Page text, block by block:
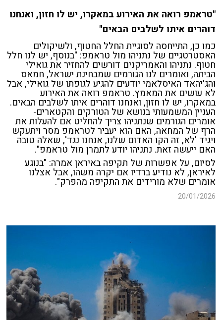
"טראמפ רואה את האירוע במאקרו, יש לו חזון, ואנחנו
דוהרים איתו לשלבים הבאים"
כמו כן, התייחסה לסוגיית החלל החטוף, ולשיקולים
האסטרטגיים של נתניהו מול טראמפ: "בנוסף, יש לנו חלל
חטוף. נתניהו והאמריקנים דורשים להחזיר את גואילי
הביתה, ואומרים לנו הגורמים שמבחינת ישראל, חמאס
והג'יהאד האיסלאמי יודעים להגיע לגופתו של גואילי, אבל
לא עושים את המאמץ. טראמפ רואה את האירוע
במאקרו, יש לו חזון, ואנחנו דוהרים איתו לשלבים הבאים.
העניין המשמעותי בנושא של הטורקים והקטארים-
אומרים הגורמים שנתניהו צריך להחליט אם להעלות את
הרף של המחאה, האם הוא יעביר לטראמפ מסר ויתעקש
ויגיד 'לא, זה הקו האדום שלנו, אנחנו נגד', שאלה טובה
האם ייעשה זאת. נתניהו יודע לתמרן מול טראמפ".
לסיום, על אפשרות של תקיפה באיראן אמרה: "בנוגע
לאיראן, לא נודיע ברדיו אם יקרה משהו, אבל אצלנו
אומרים שלא מורידים את התקיפה מהפרק".
20/01/2026